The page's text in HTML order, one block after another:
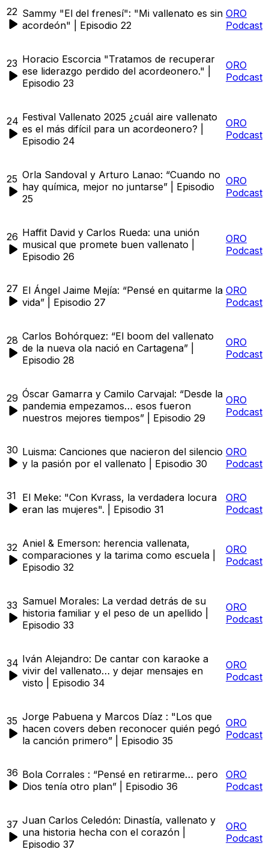
22 Sammy "El del frenesí": "Mi vallenato es sin
acordeón" | Episodio 22
ORO
Podcast
23 Horacio Escorcia "Tratamos de recuperar
ese liderazgo perdido del acordeonero." |
Episodio 23
ORO
Podcast
24 Festival Vallenato 2025 ¿cuál aire vallenato
es el más difícil para un acordeonero? |
Episodio 24
ORO
Podcast
25 Orla Sandoval y Arturo Lanao: “Cuando no
hay química, mejor no juntarse” | Episodio
25
ORO
Podcast
26 Haffit David y Carlos Rueda: una unión
musical que promete buen vallenato |
Episodio 26
ORO
Podcast
27 El Ángel Jaime Mejía: “Pensé en quitarme la
vida” | Episodio 27
ORO
Podcast
28 Carlos Bohórquez: “El boom del vallenato
de la nueva ola nació en Cartagena” |
Episodio 28
ORO
Podcast
29 Óscar Gamarra y Camilo Carvajal: “Desde la
pandemia empezamos… esos fueron
nuestros mejores tiempos” | Episodio 29
ORO
Podcast
30 Luisma: Canciones que nacieron del silencio
y la pasión por el vallenato | Episodio 30
ORO
Podcast
31 El Meke: "Con Kvrass, la verdadera locura
eran las mujeres". | Episodio 31
ORO
Podcast
32 Aniel & Emerson: herencia vallenata,
comparaciones y la tarima como escuela |
Episodio 32
ORO
Podcast
33 Samuel Morales: La verdad detrás de su
historia familiar y el peso de un apellido |
Episodio 33
ORO
Podcast
34 Iván Alejandro: De cantar con karaoke a
vivir del vallenato… y dejar mensajes en
visto | Episodio 34
ORO
Podcast
35 Jorge Pabuena y Marcos Díaz : "Los que
hacen covers deben reconocer quién pegó
la canción primero” | Episodio 35
ORO
Podcast
36 Bola Corrales : “Pensé en retirarme… pero
Dios tenía otro plan” | Episodio 36
ORO
Podcast
37 Juan Carlos Celedón: Dinastía, vallenato y
una historia hecha con el corazón |
Episodio 37
ORO
Podcast